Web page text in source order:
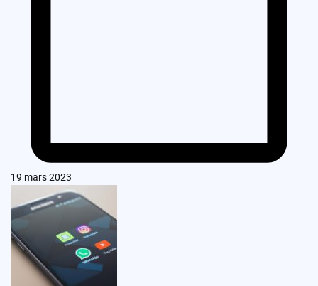
19 mars 2023